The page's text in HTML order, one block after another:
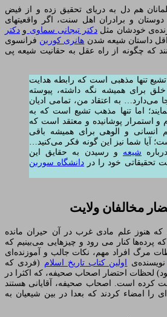
هم دل به دریای تحقیق زده و از فیض
و برادران اهل سنت، اگر واقعیتهای
خودشان مثل دکتر تیجانی سماوی و دکتر
داستان شیعه شدن هانری کوربن فرانسوی
که چگونه از راه عقل به حقانیت شیعه پی
تنها مذهبی است که رابطه هدایت
خلق برای همیشه نگه داشته، پیوسته
می‌دارد… به اعتقاد من، تمامی ادیان
اما تنها مذهب تشیع است که به
و استمرار پوشانیده و معتقد است که
انسانی و الوهی برای همیشه باقی
آیا شما نیز این گونه فکر می‌کنید…
شیعه و رسیدن به حقایق این
تحقیقاتی خود را در دانشگاه سوربن
مخالفان ولایت
هنوز علم مادی غرب در آن حیران مانده
پرده‌ها کنار می رود و چیزهایی می‌بینیم که
مرگ افراد مهم، نکات جالب و آموزنده‌ای
نویسنده‌ی اولین کتاب تاریخ اسلام (فردی که
پیامبر ۱۲ ساله بود) لحظات احتضار اصحاب صحیفه، که اکثرا در
کرده است. اصحاب صحیفه، آقایانی هستند
را امضاء کردند که بعدا در بین شیعیان به